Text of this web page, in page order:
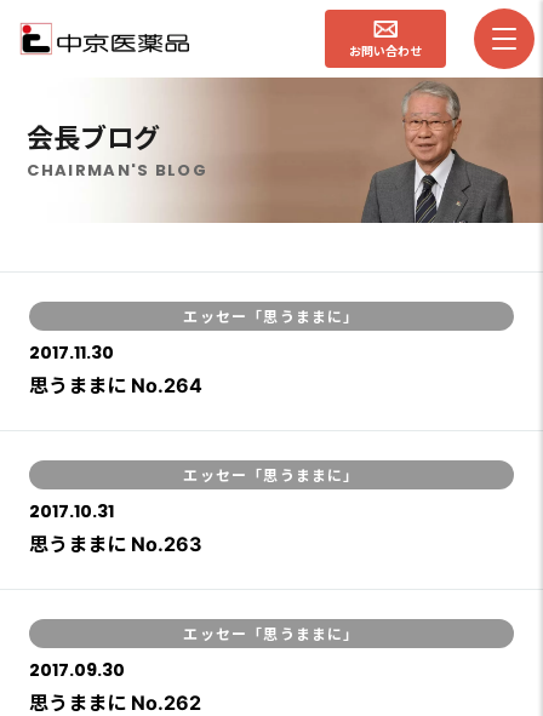
お問い合わせ
会長ブログ
CHAIRMAN'S BLOG
エッセー「思うままに」
2017.11.30
思うままに No.264
エッセー「思うままに」
2017.10.31
思うままに No.263
エッセー「思うままに」
2017.09.30
思うままに No.262